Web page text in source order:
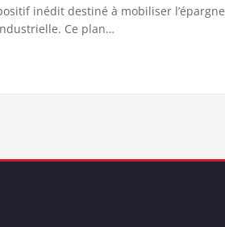
inédit destiné à mobiliser l’épargne
Ce plan…